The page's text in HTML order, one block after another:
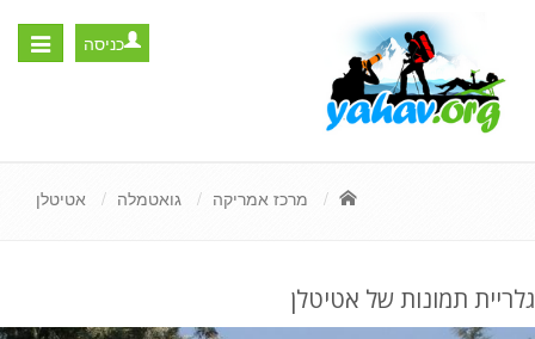
Toggle
כניסה
מרכז אמריקה גואטמלה אטיטלן
גלריית תמונות של אטיטלן